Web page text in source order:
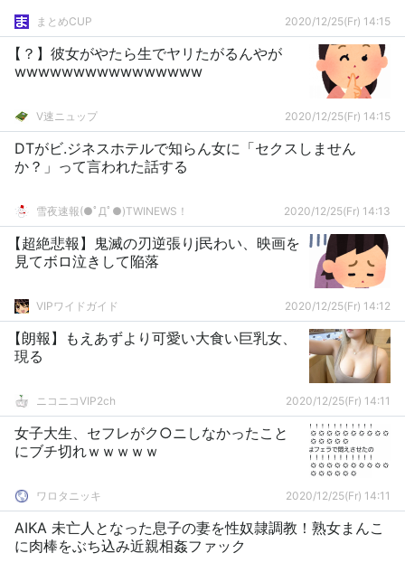
まとめCUP 2020/12/25(Fr) 14:15
【？】彼女がやたら生でヤリたがるんやが
wwwwwwwwwwwwwwww
V速ニュップ 2020/12/25(Fr) 14:15
DTがビ.ジネスホテルで知らん女に「セクスしません
か？」って言われた話する
雪夜速報(●ﾟДﾟ●)TWINEWS！ 2020/12/25(Fr) 14:13
【超絶悲報】鬼滅の刃逆張りj民わい、映画を
見てボロ泣きして陥落
VIPワイドガイド 2020/12/25(Fr) 14:12
【朗報】もえあずより可愛い大食い巨乳女、
現る
ニコニコVIP2ch 2020/12/25(Fr) 14:11
女子大生、セフレがク○ニしなかったこと
にブチ切れｗｗｗｗｗ
ワロタニッキ 2020/12/25(Fr) 14:11
AIKA 未亡人となった息子の妻を性奴隷調教！熟女まんこ
に肉棒をぶち込み近親相姦ファック